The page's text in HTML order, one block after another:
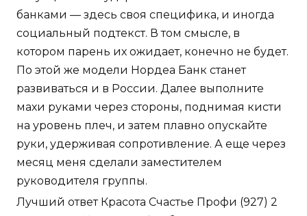
банками — здесь своя специфика, и иногда
социальный подтекст. В том смысле, в
котором парень их ожидает, конечно не будет.
По этой же модели Нордеа Банк станет
развиваться и в России. Далее выполните
махи руками через стороны, поднимая кисти
на уровень плеч, и затем плавно опускайте
руки, удерживая сопротивление. А еще через
месяц меня сделали заместителем
руководителя группы.
Лучший ответ Красота Счастье Профи (927) 2